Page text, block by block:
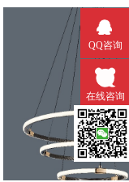
QQ咨询
在线咨询
微信扫一扫